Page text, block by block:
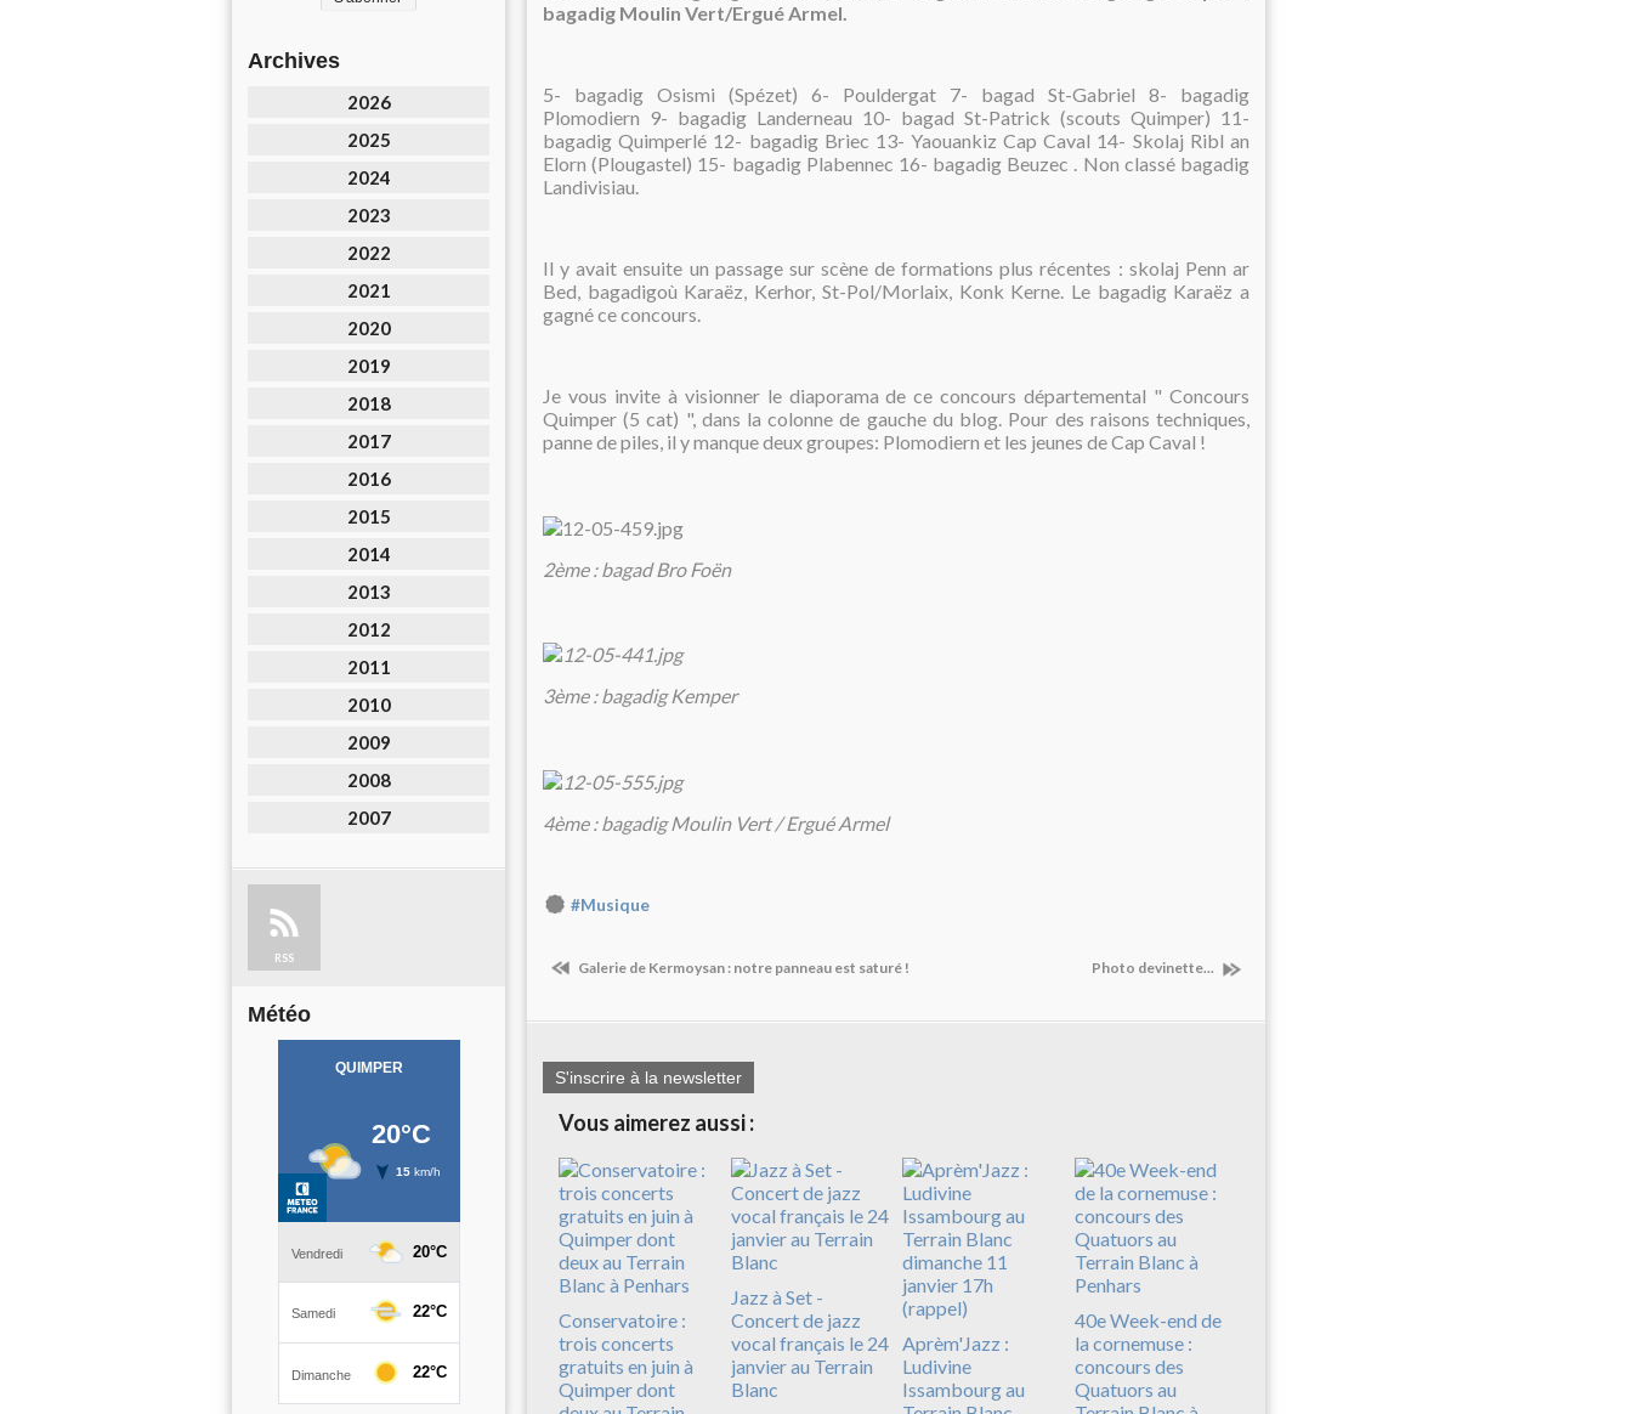
Archives
2026
2025
2024
2023
2022
2021
2020
2019
2018
2017
2016
2015
2014
2013
2012
2011
2010
2009
2008
2007
RSS
Météo
bagadig Moulin Vert/Ergué Armel.
5- bagadig Osismi (Spézet) 6- Pouldergat 7- bagad St-Gabriel 8- bagadig
Plomodiern 9- bagadig Landerneau 10- bagad St-Patrick (scouts Quimper) 11-
bagadig Quimperlé 12- bagadig Briec 13- Yaouankiz Cap Caval 14- Skolaj Ribl an
Elorn (Plougastel) 15- bagadig Plabennec 16- bagadig Beuzec . Non classé bagadig
Landivisiau.
Il y avait ensuite un passage sur scène de formations plus récentes : skolaj Penn ar
Bed, bagadigoù Karaëz, Kerhor, St-Pol/Morlaix, Konk Kerne. Le bagadig Karaëz a
gagné ce concours.
Je vous invite à visionner le diaporama de ce concours départemental " Concours
Quimper (5 cat) ", dans la colonne de gauche du blog. Pour des raisons techniques,
panne de piles, il y manque deux groupes: Plomodiern et les jeunes de Cap Caval !
2ème : bagad Bro Foën
3ème : bagadig Kemper
4ème : bagadig Moulin Vert / Ergué Armel
#Musique
Galerie de Kermoysan : notre panneau est saturé ! Photo devinette...
S'inscrire à la newsletter
Vous aimerez aussi :
Conservatoire :
trois concerts
gratuits en juin à
Quimper dont
Jazz à Set -
Concert de jazz
vocal français le 24
janvier au Terrain
Blanc
Aprèm'Jazz :
Ludivine
Issambourg au
40e Week-end de
la cornemuse :
concours des
Quatuors au